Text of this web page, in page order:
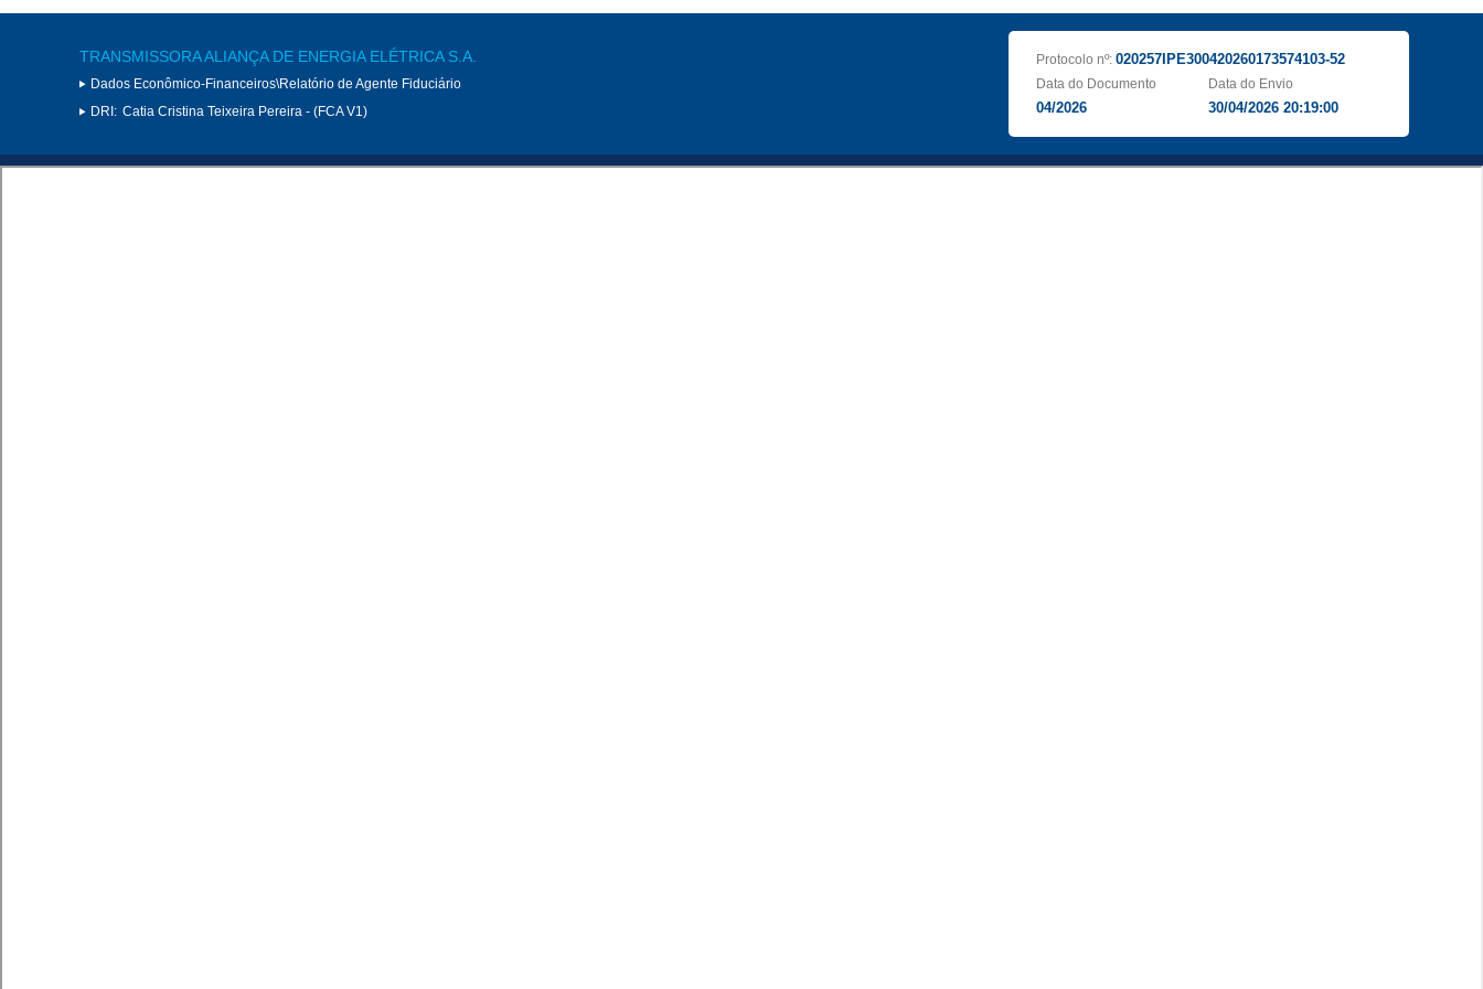
TRANSMISSORA ALIANÇA DE ENERGIA ELÉTRICA S.A.
Dados Econômico-Financeiros\Relatório de Agente Fiduciário
DRI: Catia Cristina Teixeira Pereira - (FCA V1)
Protocolo nº: 020257IPE300420260173574103-52
Data do Documento
04/2026
Data do Envio
30/04/2026 20:19:00